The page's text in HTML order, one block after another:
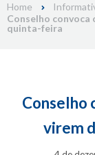
Home
Conselho convoca
quinta-feira
Conselho
virem